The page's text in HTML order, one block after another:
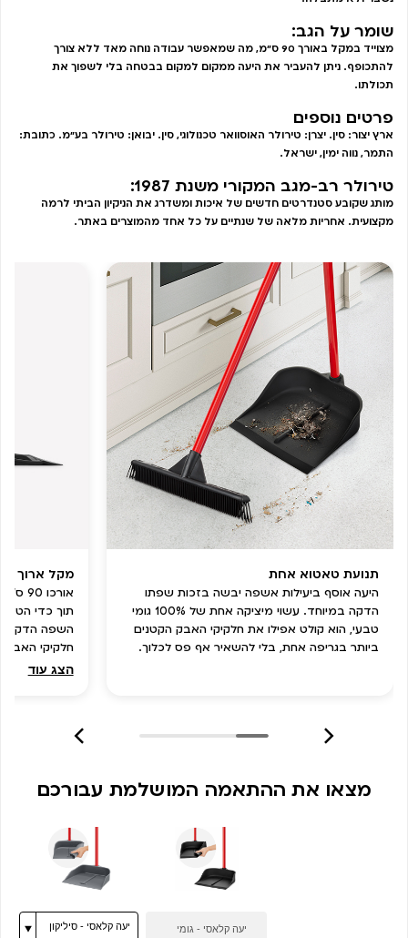
שומר על הגב:
מצוייד במקל באורך 90 ס”מ, מה שמאפשר עבודה נוחה מאד ללא צורך
להתכופף. ניתן להעביר את היעה ממקום למקום בבטחה בלי לשפוך את
תכולתו.
פרטים נוספים
ארץ יצור: סין. יצרן: טירולר האוסוואר טכנולוגי, סין. יבואן: טירולר בע"מ. כתובת:
התמר, נווה ימין, ישראל.
טירולר רב-מגב המקורי משנת 1987:
מותג שקובע סטנדרטים חדשים של איכות ומשדרג את הניקיון הביתי לרמה
מקצועית. אחריות מלאה של שנתיים על כל אחד מהמוצרים באתר.
תנועת טאטוא אחת
היעה אוסף ביעילות אשפה יבשה בזכות שפתו
הדקה במיוחד. עשוי מיציקה אחת של 100% גומי
טבעי, הוא קולט אפילו את חלקיקי האבק הקטנים
ביותר בגריפה אחת, בלי להשאיר אף פס לכלוך.
מקל ארוך
תוך כדי
השפה הדקה
חלקיקי האבק
לכלוך על
הצג עוד
מצאו את ההתאמה המושלמת עבורכם